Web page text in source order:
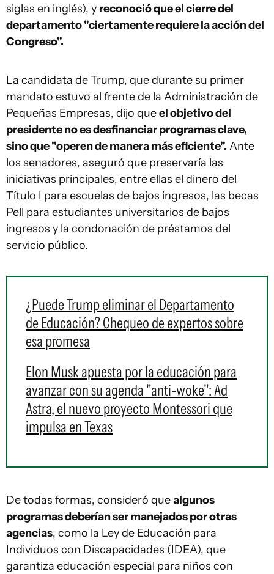
siglas en inglés), y reconoció que el cierre del
departamento "ciertamente requiere la acción del
Congreso".
La candidata de Trump, que durante su primer
mandato estuvo al frente de la Administración de
Pequeñas Empresas, dijo queel objetivo del
presidente no es desfinanciar programas clave,
sino que "operen de manera más eficiente". Ante
los senadores, aseguró que preservaría las
iniciativas principales, entre ellas el dinero del
Título I para escuelas de bajos ingresos, las becas
Pell para estudiantes universitarios de bajos
ingresos y la condonación de préstamos del
servicio público.
¿Puede Trump eliminar el Departamento
de Educación? Chequeo de expertos sobre
esa promesa
Elon Musk apuesta por la educación para
avanzar con su agenda "anti-woke": Ad
Astra, el nuevo proyecto Montessori que
impulsa en Texas
De todas formas, consideró quealgunos
programas deberían ser manejados por otras
agencias, como la Ley de Educación para
Individuos con Discapacidades (IDEA), que
garantiza educación especial para niños con